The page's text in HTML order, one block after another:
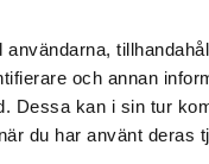
och annan
Dessa kan i sin tur
du har använt deras